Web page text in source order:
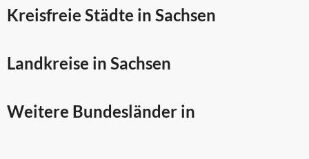
Kreisfreie Städte in Sachsen
Landkreise in Sachsen
Weitere Bundesländer in